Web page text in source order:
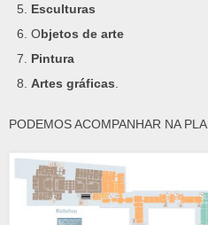
Esculturas
Objetos de arte
Pintura
Artes gráficas
PODEMOS ACOMPANHAR NA